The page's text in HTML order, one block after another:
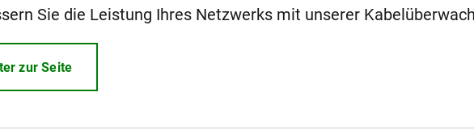
Sie die Leistung Ihres Netzwerks mit unserer
zur Seite